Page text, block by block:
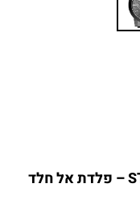
גוף השעון: STAINLESS STEEL – פלדת אל חלד